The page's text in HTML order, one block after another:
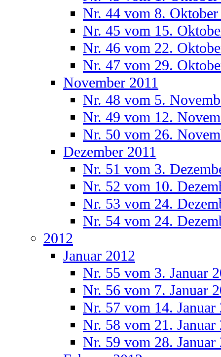
Nr. 44 vom 8. Oktober
Nr. 45 vom 15.
Nr. 46 vom 22.
Nr. 47 vom 29.
November 2011
Nr. 48 vom 5.
Nr. 49 vom 12.
Nr. 50 vom 26.
Dezember 2011
Nr. 51 vom 3.
Nr. 52 vom 10.
Nr. 53 vom 24.
Nr. 54 vom 24.
2012
Januar 2012
Nr. 55 vom 3. Januar
Nr. 56 vom 7. Januar
Nr. 57 vom 14. Januar
Nr. 58 vom 21. Januar
Nr. 59 vom 28. Januar